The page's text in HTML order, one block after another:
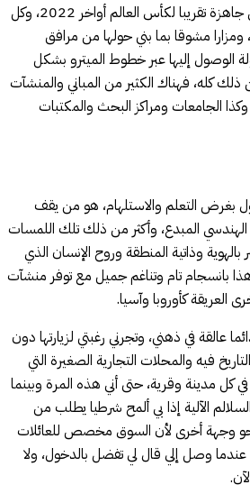
وفضلا عن الملاعب التي هي جاهزة تقريبا لكأس العالم أواخر 2022، وكل
ومزارا مشوقا بما بني حولها من مرافق
الوصول إليها عبر خطوط الميترو بشكل
كله، فهناك الكثير من المباني والمنشآت
الجامعات ومراكز البحث والمكتبات
بغرض التعلم والاستلهام، هو من يقف
المبدع، وأكثر من ذلك تلك اللمسات
بالهوية وذاتية المنطقة وروح الإنسان الذي
بانسجام تام وتناغم جميل مع توفر منشآت
العريقة كأوروبا وآسيا.
عالقة في ذهني، وتجرني رغبتي لزيارتها دون
فيه والمحلات التجارية الصغيرة التي
في كل مدينة وقرية، حتى أني هذه المرة وبينما
الآلية إذا بي ألمح شرطيا يطلب من
وجهة أخرى لأن السوق مخصص للعائلات
عندما وصل إلي قال لي تفضل بالدخول، ولا